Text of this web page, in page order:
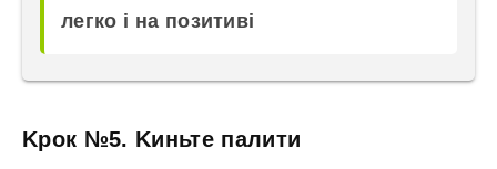
легко і на позитиві
Kpoк №5. Kиньтe пaлити